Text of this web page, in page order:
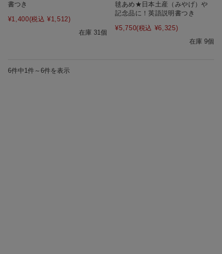
書つき
¥1,400(税込 ¥1,512)
在庫 31個
毬あめ★日本土産（みやげ）や
記念品に！英語説明書つき
¥5,750(税込 ¥6,325)
在庫 9個
6件中1件～6件を表示